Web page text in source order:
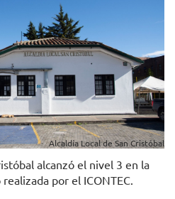
Alcaldía Local de San Cristóbal
alcanzó el nivel 3 en la
por el ICONTEC.